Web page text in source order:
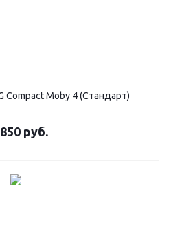
Compact Moby 4 (Стандарт)
руб.